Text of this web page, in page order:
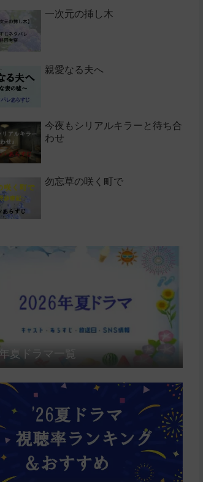
一次元の挿し木
親愛なる夫へ
今夜もシリアルキラーと待ち合
わせ
勿忘草の咲く町で
夏ドラマ一覧